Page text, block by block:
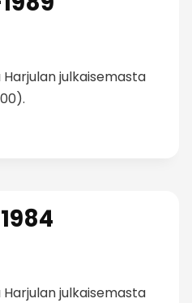
julkaisemasta
julkaisemasta